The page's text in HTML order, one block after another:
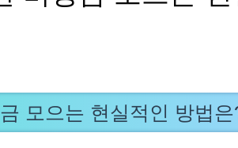
모으는 현실적인 방법은